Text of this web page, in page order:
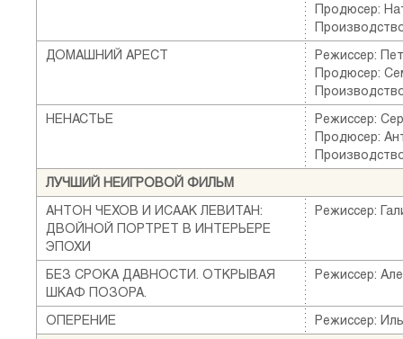
Продюсер:
ДОМАШНИЙ АРЕСТ
Режиссер:
Продюсер:
НЕНАСТЬЕ
Режиссер:
Продюсер:
ЛУЧШИЙ НЕИГРОВОЙ ФИЛЬМ
АНТОН ЧЕХОВ И ИСААК ЛЕВИТАН:
ДВОЙНОЙ ПОРТРЕТ В ИНТЕРЬЕРЕ
ЭПОХИ
Режиссер:
БЕЗ СРОКА ДАВНОСТИ. ОТКРЫВАЯ
ШКАФ ПОЗОРА.
Режиссер:
ОПЕРЕНИЕ
Режиссер: